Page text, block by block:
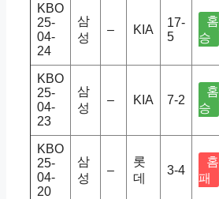
KBO
25-
04-
24
삼
성
– KIA
17-
5
홈
승
KBO
25-
04-
23
삼
성
– KIA 7-2
홈
승
KBO
25-
04-
20
삼
성
–
롯
데
3-4
홈
패